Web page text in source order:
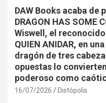
DAW Books acaba de
DRAGON HAS SOME
Wiswell, el reconocido
QUIEN ANIDAR, en
dragón de tres
opuestas lo
poderoso como
16/07/2026 Distópolis